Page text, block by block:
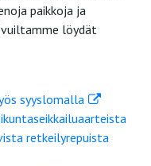
paikkoja ja
löydät
syyslomalla
retkeilyrepuista